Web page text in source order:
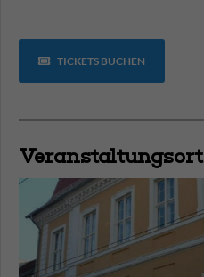
TICKETS BUCHEN
Veranstaltungsort